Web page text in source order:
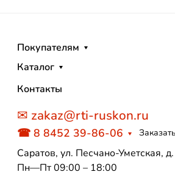
Покупателям
Каталог
Контакты
✉ zakaz@rti-ruskon.ru
☎ 8 8452 39-86-06
Саратов, ул. Песчано-Уметская,
Пн—Пт 09:00 – 18:00